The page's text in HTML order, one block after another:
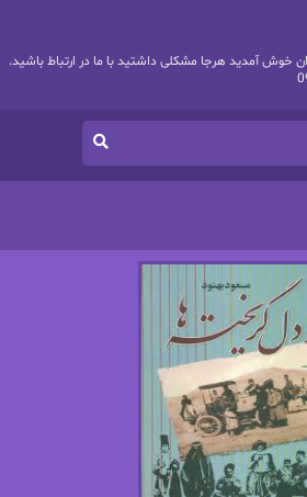
خوش آمدید هرجا مشکلی داشتید با ما در ارتباط باشید.